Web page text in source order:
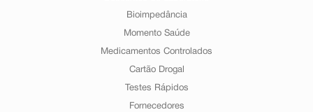
Bioimpedância
Momento Saúde
Medicamentos Controlados
Cartão Drogal
Testes Rápidos
Fornecedores